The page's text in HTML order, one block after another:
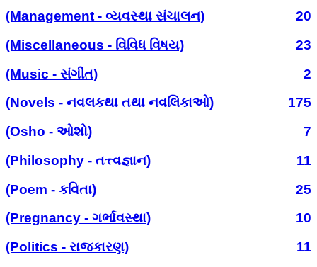
(Management - વ્યવસ્થા સંચાલન)
20
(Miscellaneous - વિવિધ વિષય)
23
(Music - સંગીત)
2
(Novels - નવલકથા તથા નવલિકાઓ)
175
(Osho - ઓશો)
7
(Philosophy - તત્ત્વજ્ઞાન)
11
(Poem - કવિતા)
25
(Pregnancy - ગર્ભાવસ્થા)
10
(Politics - રાજકારણ)
11